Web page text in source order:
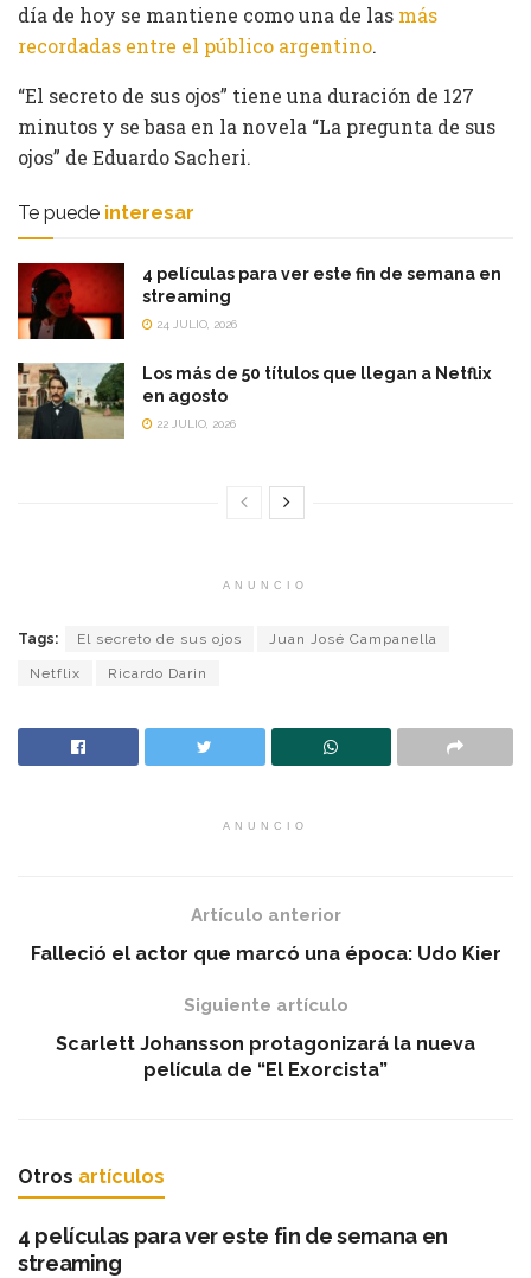
día de hoy se mantiene como una de las más
recordadas entre el público argentino.
“El secreto de sus ojos” tiene una duración de 127
minutos y se basa en la novela “La pregunta de sus
ojos” de Eduardo Sacheri.
Te puede interesar
4 películas para ver este fin de semana en
streaming
24 JULIO, 2026
Los más de 50 títulos que llegan a Netflix
en agosto
22 JULIO, 2026
ANUNCIO
Tags: El secreto de sus ojos Juan José Campanella
Netflix Ricardo Darin
ANUNCIO
Artículo anterior
Falleció el actor que marcó una época: Udo Kier
Siguiente artículo
Scarlett Johansson protagonizará la nueva
película de “El Exorcista”
Otros artículos
4 películas para ver este fin de semana en
streaming